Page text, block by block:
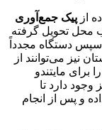
از پیک جمع‌آوری
محل تحویل گرفته
دستگاه مجدداً
نیز می‌توانند از
برای مایتندو
دارد تا
و پس از انجام